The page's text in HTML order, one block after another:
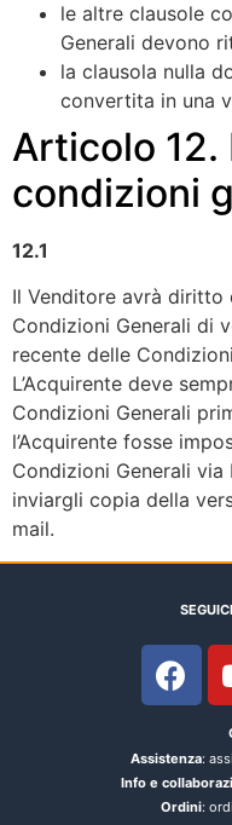
le altre clausole
Generali devono
la clausola nulla
convertita in una
Articolo
condizioni
12.1
Il Venditore avrà
Condizioni Generali di
recente delle
L’Acquirente deve
Condizioni Generali
l’Acquirente fosse
Condizioni Generali
inviargli copia della
mail.
Assistenza:
Info e
Ordini: